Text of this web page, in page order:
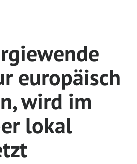
europäisch
wird im
lokal